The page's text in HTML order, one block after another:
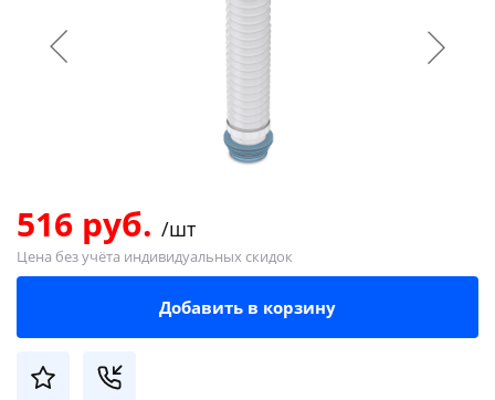
516 руб. /шт
Цена без учёта индивидуальных скидок
Добавить в корзину
% картой любого банка
выбранный способом
Оставшиеся75% будут
списыватьсяс вашей карты
по25%каждые 2 недели